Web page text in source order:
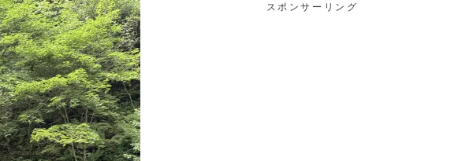
スポンサーリング